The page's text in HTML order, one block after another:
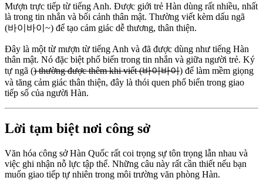
Mượn trực tiếp từ tiếng Anh. Được giới trẻ Hàn dùng rất nhiều, nhất
là trong tin nhắn và bối cảnh thân mật. Thường viết kèm dấu ngã
(바이바이~) để tạo cảm giác dễ thương, thân thiện.
Đây là một từ mượn từ tiếng Anh và đã được dùng như tiếng Hàn
thân mật. Nó đặc biệt phổ biến trong tin nhắn và giữa người trẻ. Ký
tự ngã () thường được thêm khi viết (바이바이) để làm mềm giọng
và tăng cảm giác thân thiện, đây là thói quen phổ biến trong giao
tiếp số của người Hàn.
Lời tạm biệt nơi công sở
Văn hóa công sở Hàn Quốc rất coi trọng sự tôn trọng lẫn nhau và
việc ghi nhận nỗ lực tập thể. Những câu này rất cần thiết nếu bạn
muốn giao tiếp tự nhiên trong môi trường văn phòng Hàn.